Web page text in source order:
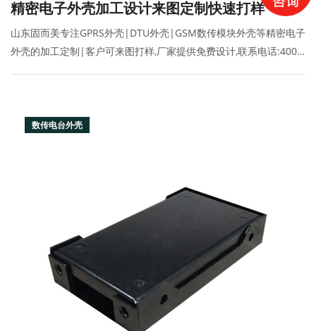
精密电子外壳加工设计来图定制快速打样
山东固而美专注GPRS外壳|DTU外壳|GSM数传模块外壳等精密电子
外壳的加工定制|客户可来图打样,厂家提供免费设计,联系电话:400-
数传电台外壳